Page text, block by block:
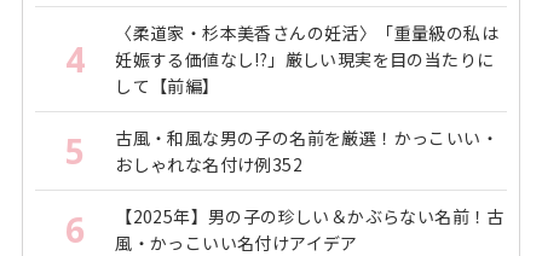
4
〈柔道家・杉本美香さんの妊活〉「重量級の私は
妊娠する価値なし!?」厳しい現実を目の当たりに
して【前編】
5
古風・和風な男の子の名前を厳選！かっこいい・
おしゃれな名付け例352
6
【2025年】男の子の珍しい＆かぶらない名前！古
風・かっこいい名付けアイデア